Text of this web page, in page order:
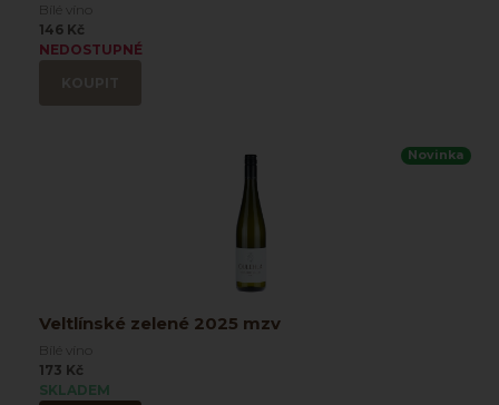
Bílé víno
146 Kč
NEDOSTUPNÉ
Novinka
Veltlínské zelené 2025 mzv
Bílé víno
173 Kč
SKLADEM